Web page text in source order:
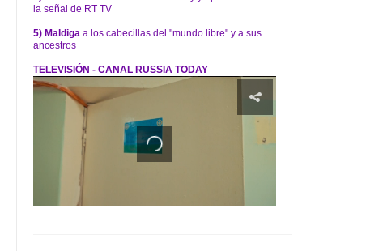
la señal de RT TV
5) Maldiga a los cabecillas del "mundo libre" y a sus
ancestros
TELEVISIÓN - CANAL RUSSIA TODAY